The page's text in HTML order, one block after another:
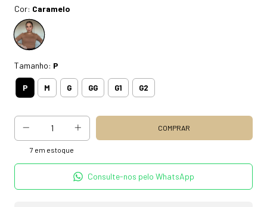
Cor: Caramelo
Tamanho: P
P M G GG G1 G2
7 em estoque
Consulte-nos pelo WhatsApp